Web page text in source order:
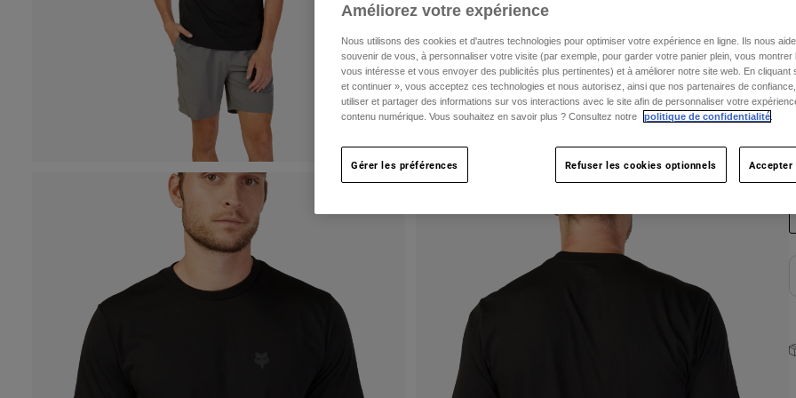
Améliorez votre expérience
Nous utilisons des cookies et d'autres technologies pour optimiser votre expérience en ligne. Ils nous
souvenir de vous, à personnaliser votre visite (par exemple, pour garder votre panier plein, vous montrer
vous intéresse et vous envoyer des publicités plus pertinentes) et à améliorer notre site web. En cliquant
et continuer », vous acceptez ces technologies et nous autorisez, ainsi que nos partenaires de
utiliser et partager des informations sur vos interactions avec le site afin de personnaliser votre
contenu numérique. Vous souhaitez en savoir plus ? Consultez notre
politique de confidentialité.
Gérer les préférences Refuser les cookies optionnels Accepter